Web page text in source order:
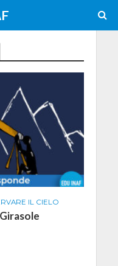
IL CIELO